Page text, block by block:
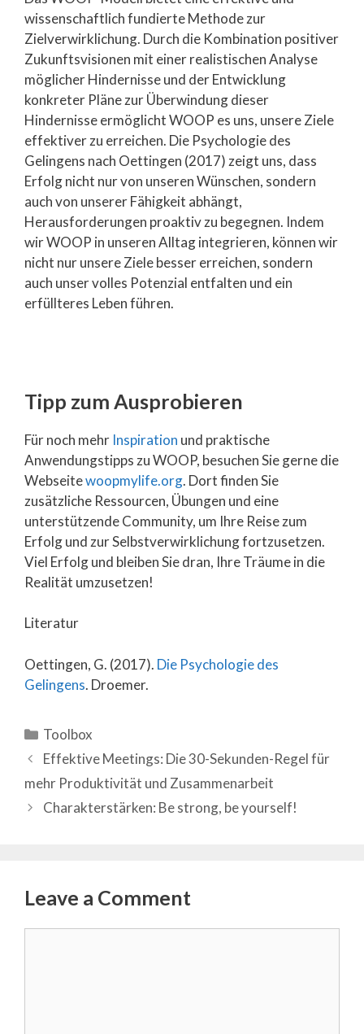
wissenschaftlich fundierte Methode zur
Zielverwirklichung. Durch die Kombination positiver
Zukunftsvisionen mit einer realistischen Analyse
möglicher Hindernisse und der Entwicklung
konkreter Pläne zur Überwindung dieser
Hindernisse ermöglicht WOOP es uns, unsere Ziele
effektiver zu erreichen. Die Psychologie des
Gelingens nach Oettingen (2017) zeigt uns, dass
Erfolg nicht nur von unseren Wünschen, sondern
auch von unserer Fähigkeit abhängt,
Herausforderungen proaktiv zu begegnen. Indem
wir WOOP in unseren Alltag integrieren, können wir
nicht nur unsere Ziele besser erreichen, sondern
auch unser volles Potenzial entfalten und ein
erfüllteres Leben führen.
Tipp zum Ausprobieren
Für noch mehr Inspiration und praktische
Anwendungstipps zu WOOP, besuchen Sie gerne die
Webseitewoopmylife.org. Dort finden Sie
zusätzliche Ressourcen, Übungen und eine
unterstützende Community, um Ihre Reise zum
Erfolg und zur Selbstverwirklichung fortzusetzen.
Viel Erfolg und bleiben Sie dran, Ihre Träume in die
Realität umzusetzen!
Literatur
Oettingen, G. (2017). Die Psychologie des
Gelingens. Droemer.
Categories
Toolbox
Effektive Meetings: Die 30-Sekunden-Regel für
mehr Produktivität und Zusammenarbeit
Charakterstärken: Be strong, be yourself!
Leave a Comment